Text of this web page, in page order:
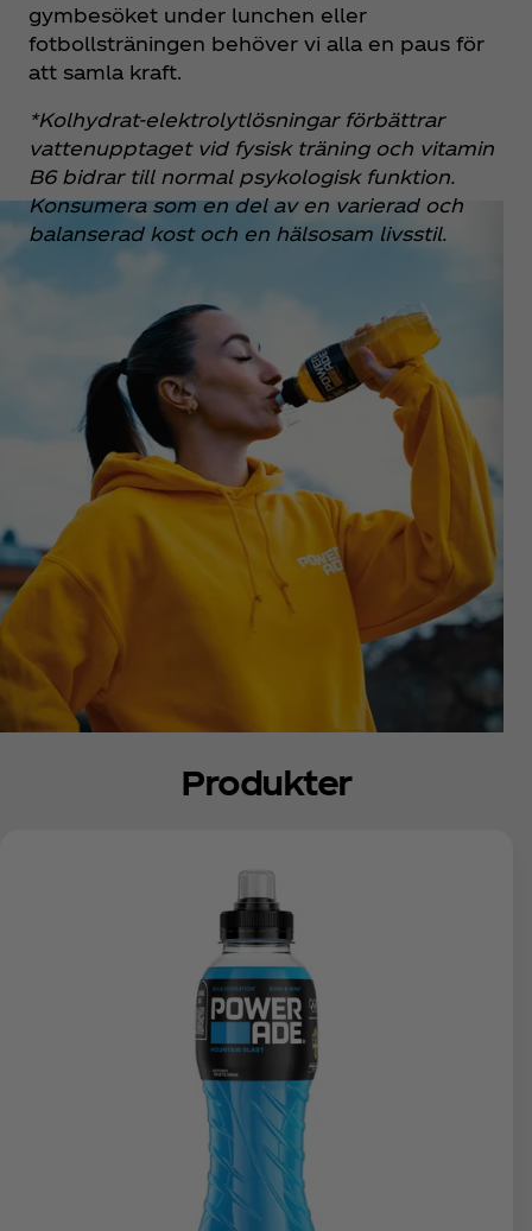
gymbesöket under lunchen eller
fotbollsträningen behöver vi alla en paus för
att samla kraft.
*Kolhydrat-elektrolytlösningar förbättrar
vattenupptaget vid fysisk träning och vitamin
B6 bidrar till normal psykologisk funktion.
Konsumera som en del av en varierad och
balanserad kost och en hälsosam livsstil.
Produkter